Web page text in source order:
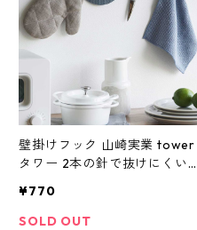
壁掛けフック 山崎実業 tower
タワー 2本の針で抜けにくいフ
ト
¥770
SOLD OUT